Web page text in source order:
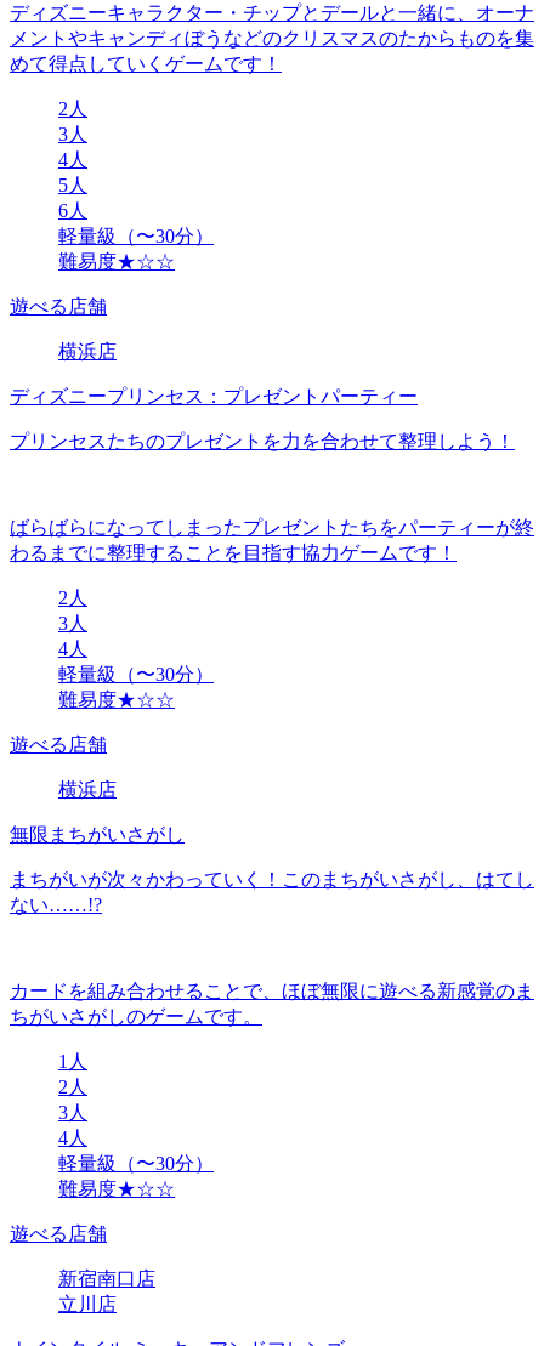
ディズニーキャラクター・チップとデールと一緒に、オーナ
メントやキャンディぼうなどのクリスマスのたからものを集
めて得点していくゲームです！
2人
3人
4人
5人
6人
軽量級（〜30分）
難易度★☆☆
遊べる店舗
横浜店
ディズニープリンセス：プレゼントパーティー
プリンセスたちのプレゼントを力を合わせて整理しよう！
ばらばらになってしまったプレゼントたちをパーティーが終
わるまでに整理することを目指す協力ゲームです！
2人
3人
4人
軽量級（〜30分）
難易度★☆☆
遊べる店舗
横浜店
無限まちがいさがし
まちがいが次々かわっていく！このまちがいさがし、はてし
ない……!?
カードを組み合わせることで、ほぼ無限に遊べる新感覚のま
ちがいさがしのゲームです。
1人
2人
3人
4人
軽量級（〜30分）
難易度★☆☆
遊べる店舗
新宿南口店
立川店